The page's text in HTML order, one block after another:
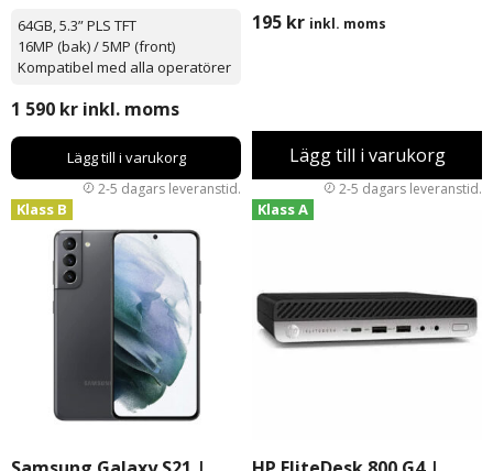
64GB, 5.3” PLS TFT
16MP (bak) / 5MP (front)
Kompatibel med alla operatörer
1 590 kr inkl. moms
Lägg till i varukorg
195 kr inkl. moms
Lägg till i varukorg
Klass B Klass A